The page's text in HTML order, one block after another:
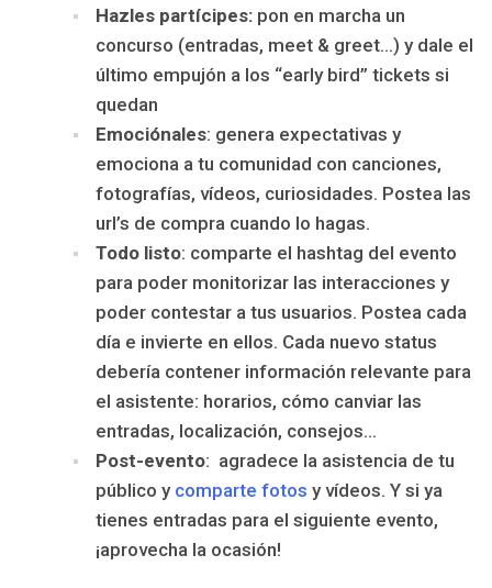
Hazles partícipes: pon en marcha un
concurso (entradas, meet & greet…) y dale el
último empujón a los “early bird” tickets si
quedan
Emociónales: genera expectativas y
emociona a tu comunidad con canciones,
fotografías, vídeos, curiosidades. Postea las
url’s de compra cuando lo hagas.
Todo listo: comparte el hashtag del evento
para poder monitorizar las interacciones y
poder contestar a tus usuarios. Postea cada
día e invierte en ellos. Cada nuevo status
debería contener información relevante para
el asistente: horarios, cómo canviar las
entradas, localización, consejos…
Post-evento: agradece la asistencia de tu
público ycomparte fotos y vídeos. Y si ya
tienes entradas para el siguiente evento,
¡aprovecha la ocasión!